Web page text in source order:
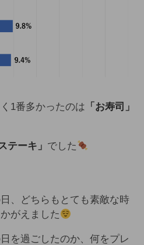
1番多かったのは 「お寿司」
テーキ」 でした
、どちらもとても素敵な時
がえました
を過ごしたのか、何をプレ